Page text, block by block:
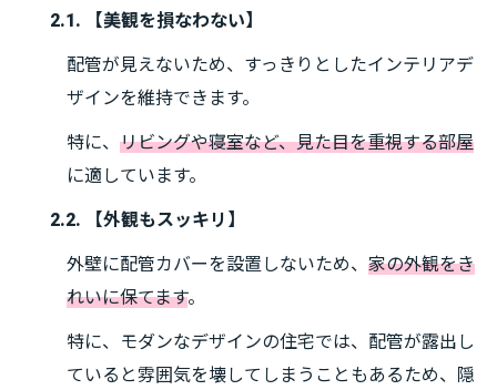
2.1. 【美観を損なわない】
配管が見えないため、すっきりとしたインテリアデ
ザインを維持できます。
特に、 リビングや寝室など、見た目を重視する部屋
に適しています。
2.2. 【外観もスッキリ】
外壁に配管カバーを設置しないため、 家の外観をき
れいに保てます。
特に、モダンなデザインの住宅では、配管が露出し
ていると雰囲気を壊してしまうこともあるため、隠